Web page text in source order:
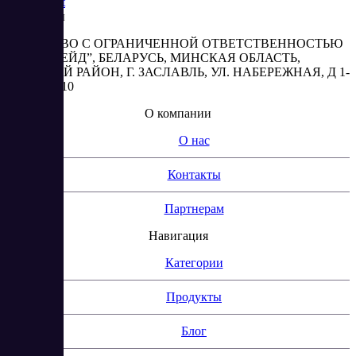
Реквизиты
ОБЩЕСТВО С ОГРАНИЧЕННОЙ ОТВЕТСТВЕННОСТЬЮ
“АБЕСТРЕЙД”, БЕЛАРУСЬ, МИНСКАЯ ОБЛАСТЬ,
МИНСКИЙ РАЙОН, Г. ЗАСЛАВЛЬ, УЛ. НАБЕРЕЖНАЯ, Д 1-
2, КОМ. 310
О компании
О нас
Контакты
Партнерам
Навигация
Категории
Продукты
Блог